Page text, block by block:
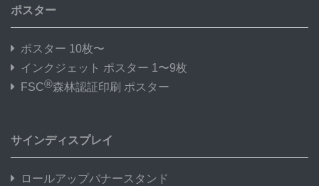
ポスター
ポスター 10枚〜
インクジェット ポスター 1〜9枚
FSC®森林認証印刷 ポスター
サインディスプレイ
ロールアップバナースタンド